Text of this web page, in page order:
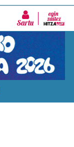
Sartu